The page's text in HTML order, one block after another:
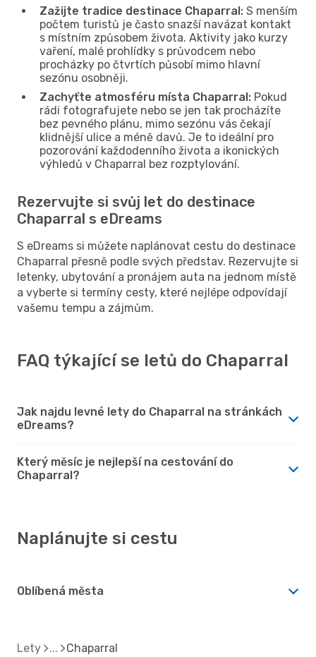
Zažijte tradice destinace Chaparral: S menším
počtem turistů je často snazší navázat kontakt
s místním způsobem života. Aktivity jako kurzy
vaření, malé prohlídky s průvodcem nebo
procházky po čtvrtích působí mimo hlavní
sezónu osobněji.
Zachyťte atmosféru místa Chaparral: Pokud
rádi fotografujete nebo se jen tak procházíte
bez pevného plánu, mimo sezónu vás čekají
klidnější ulice a méně davů. Je to ideální pro
pozorování každodenního života a ikonických
výhledů v Chaparral bez rozptylování.
Rezervujte si svůj let do destinace
Chaparral s eDreams
S eDreams si můžete naplánovat cestu do destinace
Chaparral přesně podle svých představ. Rezervujte si
letenky, ubytování a pronájem auta na jednom místě
a vyberte si termíny cesty, které nejlépe odpovídají
vašemu tempu a zájmům.
FAQ týkající se letů do Chaparral
Jak najdu levné lety do Chaparral na stránkách
eDreams?
Který měsíc je nejlepší na cestování do
Chaparral?
Naplánujte si cestu
Oblíbená města
Lety Chaparral